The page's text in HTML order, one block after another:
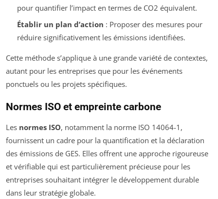
pour quantifier l’impact en termes de CO2 équivalent.
Établir un plan d’action : Proposer des mesures pour
réduire significativement les émissions identifiées.
Cette méthode s’applique à une grande variété de contextes,
autant pour les entreprises que pour les événements
ponctuels ou les projets spécifiques.
Normes ISO et empreinte carbone
Les normes ISO, notamment la norme ISO 14064-1,
fournissent un cadre pour la quantification et la déclaration
des émissions de GES. Elles offrent une approche rigoureuse
et vérifiable qui est particulièrement précieuse pour les
entreprises souhaitant intégrer le développement durable
dans leur stratégie globale.